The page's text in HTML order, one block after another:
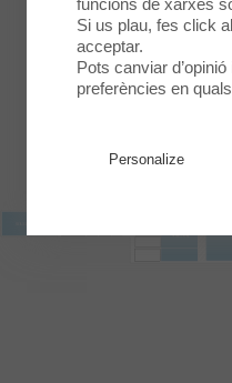
funcions de xarxes
Si us plau, fes click
acceptar.
Pots canviar
preferències en
Personalize